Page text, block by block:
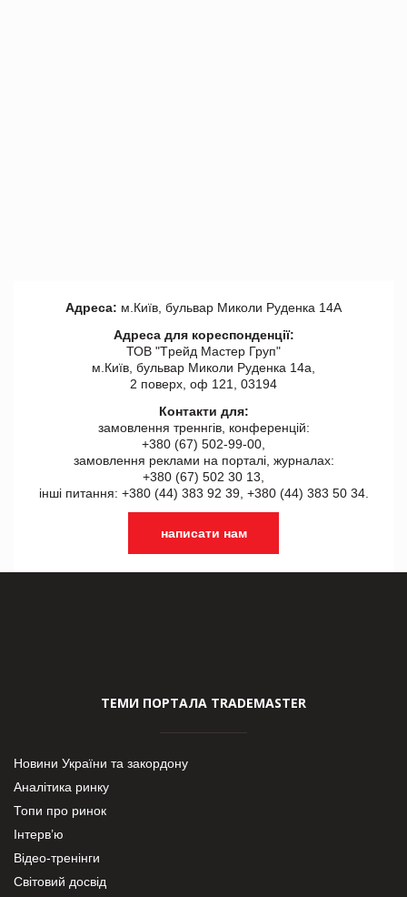
Адреса: м.Київ, бульвар Миколи Руденка 14А
Адреса для кореспонденції:
ТОВ "Tрейд Мастер Груп"
м.Київ, бульвар Миколи Руденка 14а,
2 поверх, оф 121, 03194
Контакти для:
замовлення треннгів, конференцій:
+380 (67) 502-99-00,
замовлення реклами на порталі, журналах:
+380 (67) 502 30 13,
інші питання: +380 (44) 383 92 39, +380 (44) 383 50 34.
написати нам
ТЕМИ ПОРТАЛА TRADEMASTER
Новини України та закордону
Аналітика ринку
Топи про ринок
Інтерв’ю
Відео-тренінги
Світовий досвід